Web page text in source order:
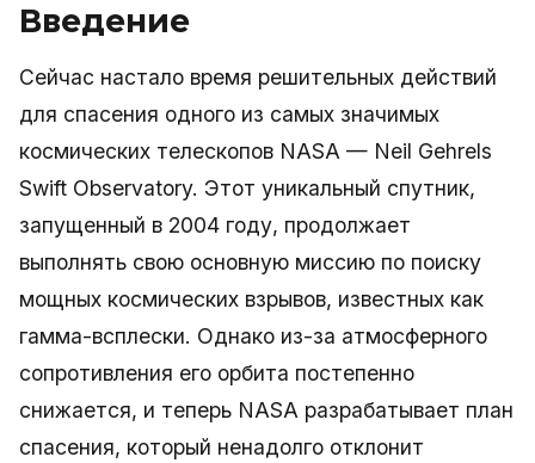
Введение
Сейчас настало время решительных действий
для спасения одного из самых значимых
космических телескопов NASA — Neil Gehrels
Swift Observatory. Этот уникальный спутник,
запущенный в 2004 году, продолжает
выполнять свою основную миссию по поиску
мощных космических взрывов, известных как
гамма-всплески. Однако из-за атмосферного
сопротивления его орбита постепенно
снижается, и теперь NASA разрабатывает план
спасения, который ненадолго отклонит